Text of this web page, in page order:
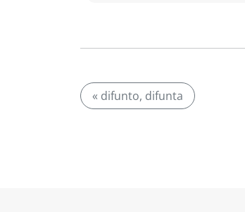
« difunto, difunta